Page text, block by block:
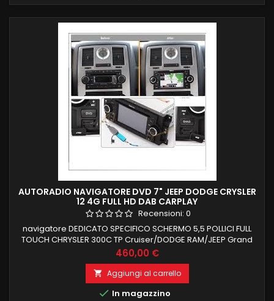
AUTORADIO NAVIGATORE DVD 7" JEEP DODGE CRYSLER
12 4G FULL HD DAB CARPLAY
Recensioni: 0
navigatore DEDICATO SPECIFICO SCHERMO 5,5 POLLICI FULL
TOUCH CHRYSLER 300C TP Cruiser/DODGE RAM/JEEP Grand
Cherokee/Compass(2007-2010)/Patriot(2008-2009) LOGO
ALLA ACCENSIONE, RECUPERO COMANDI AL VOLANTE 4 GB
RAM 64 GB ROM ANDROID 12 FUNZIONE MIRRORLINK CARPLAY
INTEGRATO ANDROID AUTO COMPATIBILE MODULO DAB+WIFI
INTEGRATO BLUETOOTH INTEGRATO ingresso...
Prezzo
460,00 €
 Aggiungi al carrello
 In magazzino